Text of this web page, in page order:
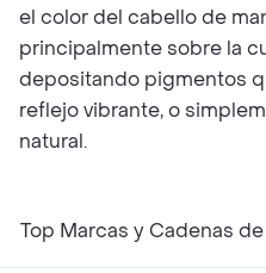
el color del cabello de
principalmente sobre la
depositando pigmentos
reflejo vibrante, o
natural.
Top Marcas y Cadenas